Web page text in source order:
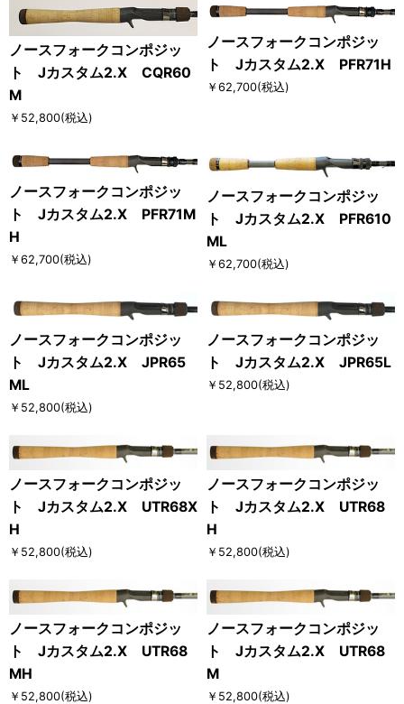
ノースフォークコンポジッ
ト Jカスタム2.X CQR60
M
￥52,800(税込)
ノースフォークコンポジッ
ト Jカスタム2.X PFR71H
￥62,700(税込)
ノースフォークコンポジッ
ト Jカスタム2.X PFR71M
H
￥62,700(税込)
ノースフォークコンポジッ
ト Jカスタム2.X PFR610
ML
￥62,700(税込)
ノースフォークコンポジッ
ト Jカスタム2.X JPR65
ML
￥52,800(税込)
ノースフォークコンポジッ
ト Jカスタム2.X JPR65L
￥52,800(税込)
ノースフォークコンポジッ
ト Jカスタム2.X UTR68X
H
￥52,800(税込)
ノースフォークコンポジッ
ト Jカスタム2.X UTR68
H
￥52,800(税込)
ノースフォークコンポジッ
ト Jカスタム2.X UTR68
MH
￥52,800(税込)
ノースフォークコンポジッ
ト Jカスタム2.X UTR68
M
￥52,800(税込)